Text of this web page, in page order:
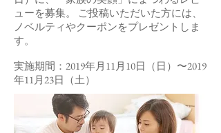
ューを募集。 ご投稿いただいた方には、
ノベルティやクーポンをプレゼントしま
す。
実施期間：2019年月11月10日（日）〜2019
年11月23日（土）